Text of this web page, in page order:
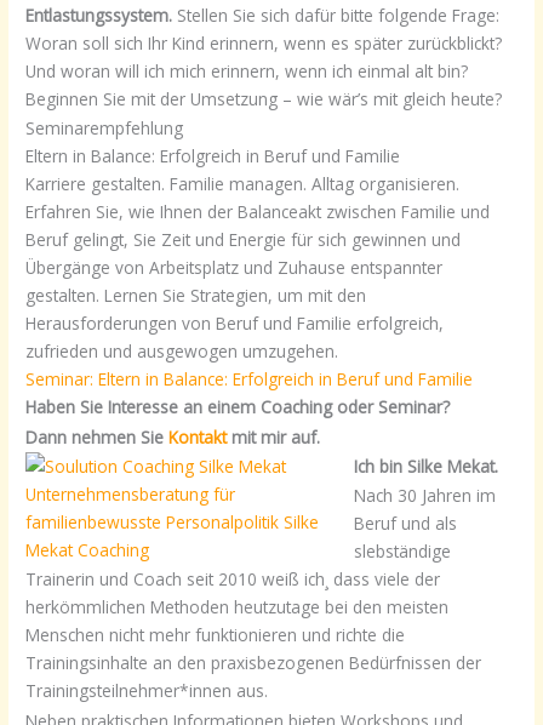
Entlastungssystem. Stellen Sie sich dafür bitte folgende Frage:
Woran soll sich Ihr Kind erinnern, wenn es später zurückblickt?
Und woran will ich mich erinnern, wenn ich einmal alt bin?
Beginnen Sie mit der Umsetzung – wie wär’s mit gleich heute?
Seminarempfehlung
Eltern in Balance: Erfolgreich in Beruf und Familie
Karriere gestalten. Familie managen. Alltag organisieren.
Erfahren Sie, wie Ihnen der Balanceakt zwischen Familie und
Beruf gelingt, Sie Zeit und Energie für sich gewinnen und
Übergänge von Arbeitsplatz und Zuhause entspannter
gestalten. Lernen Sie Strategien, um mit den
Herausforderungen von Beruf und Familie erfolgreich,
zufrieden und ausgewogen umzugehen.
Seminar: Eltern in Balance: Erfolgreich in Beruf und Familie
Haben Sie Interesse an einem Coaching oder Seminar?
Dann nehmen SieKontakt mit mir auf.
Ich bin Silke Mekat.
Nach 30 Jahren im
Beruf und als
slebständige
Trainerin und Coach seit 2010 weiß ich¸ dass viele der
herkömmlichen Methoden heutzutage bei den meisten
Menschen nicht mehr funktionieren und richte die
Trainingsinhalte an den praxisbezogenen Bedürfnissen der
Trainingsteilnehmer*innen aus.